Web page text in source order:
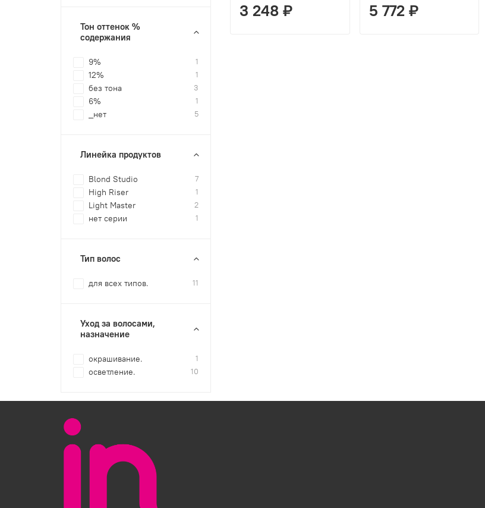
3 248 ₽ 5 772 ₽
Тон оттенок %
содержания
9% 1
12% 1
без тона 3
6% 1
_нет 5
Линейка продуктов
Blond Studio 7
High Riser 1
Light Master 2
нет серии 1
Тип волос
для всех типов. 11
Уход за волосами,
назначение
окрашивание. 1
осветление. 10